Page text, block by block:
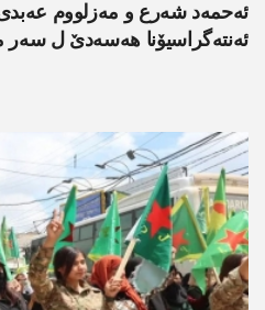
ئەحمەد شەرع و مەزلووم
ئەنتەگراسیۆنا ھەسەدێ ل سەر